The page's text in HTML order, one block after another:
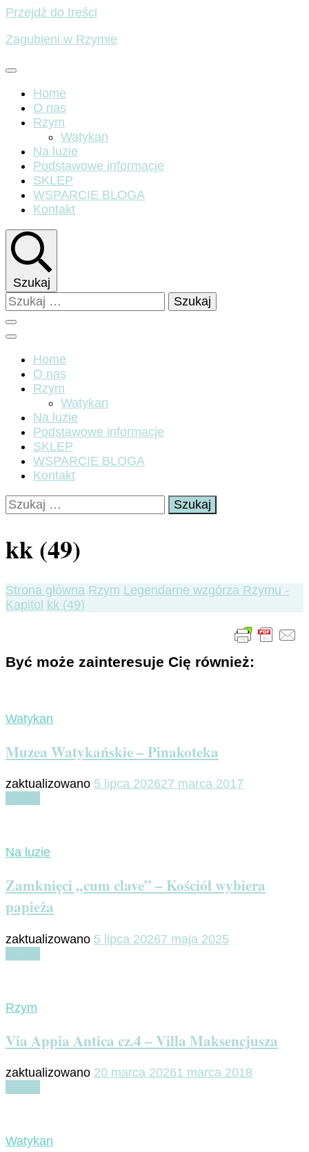
Przejdź do treści
Zagubieni w Rzymie
Home
O nas
Rzym
Watykan
Na luzie
Podstawowe informacje
SKLEP
WSPARCIE BLOGA
Kontakt
Szukaj
Szukaj:
Home
O nas
Rzym
Watykan
Na luzie
Podstawowe informacje
SKLEP
WSPARCIE BLOGA
Kontakt
Szukaj:
kk (49)
Strona główna Rzym Legendarne wzgórza Rzymu -
Kapitol
kk (49)
Być może zainteresuje Cię również:
Watykan
Muzea Watykańskie – Pinakoteka
zaktualizowano 5 lipca 202627 marca 2017
Na luzie
Zamknięci „cum clave” – Kościół wybiera
papieża
zaktualizowano 5 lipca 20267 maja 2025
Rzym
Via Appia Antica cz.4 – Villa Maksencjusza
zaktualizowano 20 marca 20261 marca 2018
Watykan